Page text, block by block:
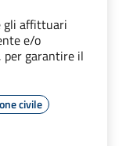
gli affittuari
e/o
garantire il
civile